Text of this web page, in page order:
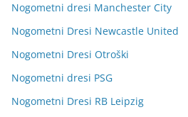
Nogometni dresi Manchester City
Nogometni Dresi Newcastle United
Nogometni Dresi Otroški
Nogometni dresi PSG
Nogometni Dresi RB Leipzig